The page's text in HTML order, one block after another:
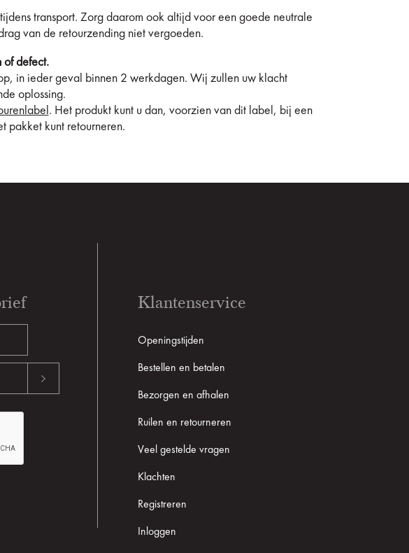
transport. Zorg daarom ook altijd voor een goede neutrale
van de retourzending niet vergoeden.
of defect.
in ieder geval binnen 2 werkdagen. Wij zullen uw klacht
oplossing.
. Het produkt kunt u dan, voorzien van dit label, bij een
pakket kunt retourneren.
Klantenservice
Openingstijden
Bestellen en betalen
Bezorgen en afhalen
Ruilen en retourneren
Veel gestelde vragen
Klachten
Registreren
Inloggen